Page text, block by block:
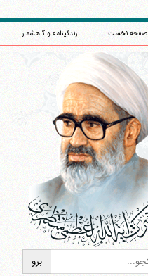
صفحه نخست زندگینامه و گاهشمار